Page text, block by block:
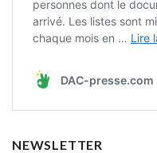
NEWSLETTER